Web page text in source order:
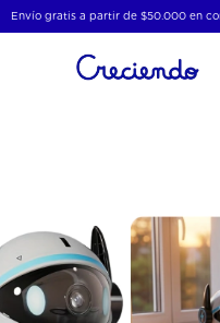
Envío gratis a partir de $50.000 en